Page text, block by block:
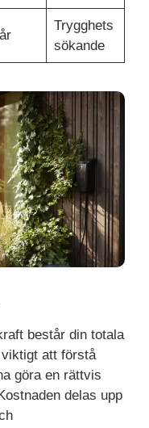
Trygghets
sökande
består din totala
att förstå
göra en rättvis
delas upp